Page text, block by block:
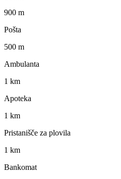
900 m
Pošta
500 m
Ambulanta
1 km
Apoteka
1 km
Pristanišče za plovila
1 km
Bankomat